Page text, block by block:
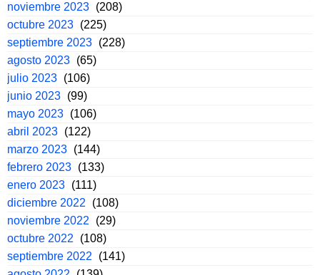
noviembre 2023 (208)
octubre 2023 (225)
septiembre 2023 (228)
agosto 2023 (65)
julio 2023 (106)
junio 2023 (99)
mayo 2023 (106)
abril 2023 (122)
marzo 2023 (144)
febrero 2023 (133)
enero 2023 (111)
diciembre 2022
(108)
noviembre 2022
(29)
octubre 2022
(108)
septiembre 2022
(141)